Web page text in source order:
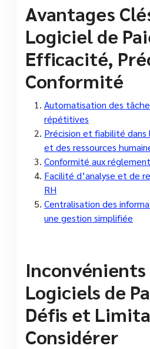
Avantages
Logiciel de
Efficacité,
Conformité
Automatisation des
répétitives
Précision et fiabilité dans
et des ressources
Conformité aux
Facilité d’analyse et de
RH
Centralisation des
une gestion simplifiée
Inconvénients
Logiciels de
Défis et
Considérer